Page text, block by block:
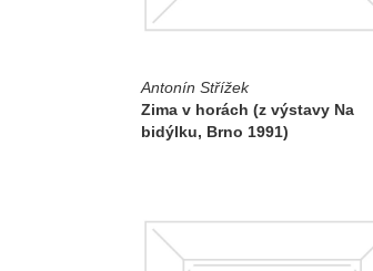
Antonín Střížek
Zima v horách (z výstavy Na
bidýlku, Brno 1991)